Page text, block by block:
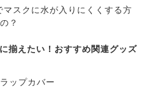
マスクに水が入りにくくする方
？
揃えたい！おすすめ関連グッズ
ップカバー